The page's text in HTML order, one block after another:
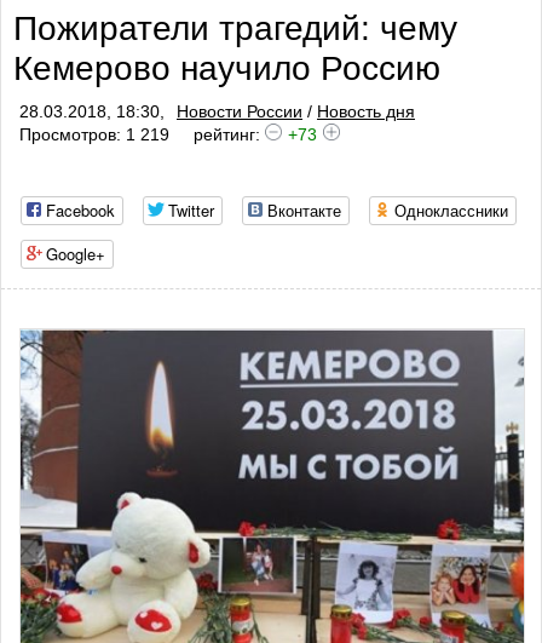
заболеваний вен и
Пожиратели трагедий: чему
Кемерово научило Россию
28.03.2018, 18:30, Новости России / Новость дня
Просмотров: 1 219
рейтинг: +73
Facebook Twitter Вконтакте
Одноклассники
Google+